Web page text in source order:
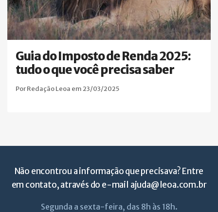
Guia do Imposto de Renda 2025:
tudo o que você precisa saber
Por Redação Leoa em 23/03/2025
Não encontrou a informação que precisava? Entre
em contato, através do e-mail ajuda@leoa.com.br
Segunda a sexta-feira, das 8h às 18h.